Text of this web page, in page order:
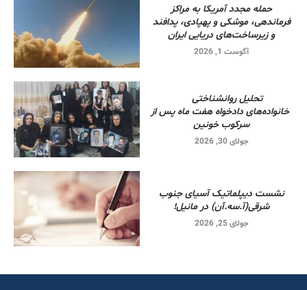
حمله مجدد آمریکا به مراکز
فرماندهی، موشکی و پهپادی، پدافند
و زیرساخت‌های دریایی ایران
آگوست 1, 2026
تحلیل روانشناختی
خانواده‌های دادخواه هفت ماه پس از
سرکوب خونین
جولای 30, 2026
نشست دیپلماتیک آسیای جنوب
شرقی‌(آ.سه.آن) در مانیل!
جولای 25, 2026